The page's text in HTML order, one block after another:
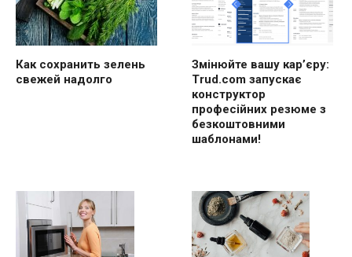
Как сохранить зелень
свежей надолго
Змінюйте вашу кар’єру:
Trud.com запускає
конструктор
професійних резюме з
безкоштовними
шаблонами!